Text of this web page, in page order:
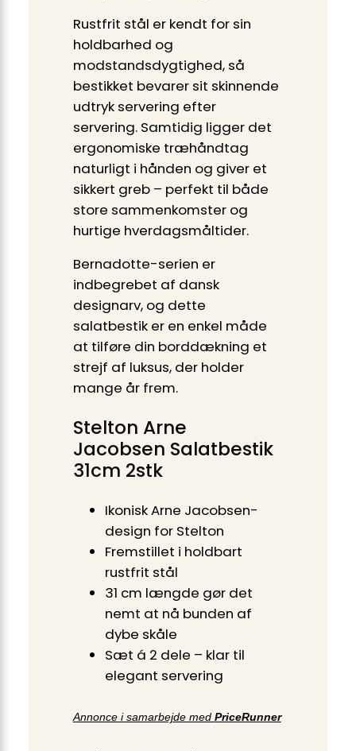
Rustfrit stål er kendt for sin
holdbarhed og
modstandsdygtighed, så
bestikket bevarer sit skinnende
udtryk servering efter
servering. Samtidig ligger det
ergonomiske træhåndtag
naturligt i hånden og giver et
sikkert greb – perfekt til både
store sammenkomster og
hurtige hverdagsmåltider.
Bernadotte-serien er
indbegrebet af dansk
designarv, og dette
salatbestik er en enkel måde
at tilføre din borddækning et
strejf af luksus, der holder
mange år frem.
Stelton Arne
Jacobsen Salatbestik
31cm 2stk
Ikonisk Arne Jacobsen-
design for Stelton
Fremstillet i holdbart
rustfrit stål
31 cm længde gør det
nemt at nå bunden af
dybe skåle
Sæt á 2 dele – klar til
elegant servering
Annonce i samarbejde med PriceRunner